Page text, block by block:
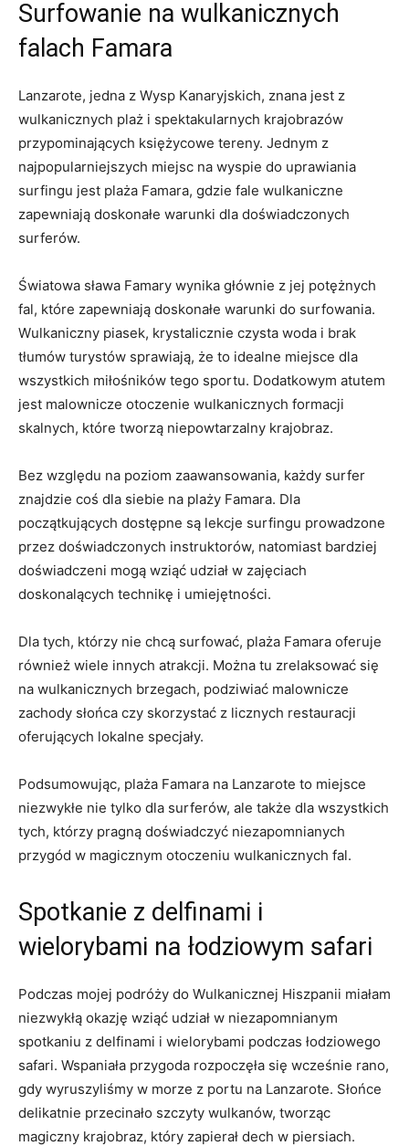
Surfowanie na wulkanicznych
falach Famara
Lanzarote, jedna z Wysp Kanaryjskich, znana jest z
wulkanicznych plaż i spektakularnych krajobrazów
przypominających księżycowe tereny. Jednym z
najpopularniejszych miejsc na wyspie do uprawiania
surfingu jest plaża Famara, gdzie fale wulkaniczne
zapewniają doskonałe warunki dla doświadczonych
surferów.
Światowa sława Famary wynika głównie z jej potężnych
fal, które zapewniają doskonałe warunki do surfowania.
Wulkaniczny piasek, krystalicznie czysta woda i brak
tłumów turystów sprawiają, że to idealne miejsce dla
wszystkich miłośników tego sportu. Dodatkowym atutem
jest malownicze otoczenie wulkanicznych formacji
skalnych, które tworzą niepowtarzalny krajobraz.
Bez względu na poziom zaawansowania, każdy surfer
znajdzie coś dla siebie na plaży Famara. Dla
początkujących dostępne są lekcje surfingu prowadzone
przez doświadczonych instruktorów, natomiast bardziej
doświadczeni mogą wziąć udział w zajęciach
doskonalących technikę i umiejętności.
Dla tych, którzy nie chcą surfować, plaża Famara oferuje
również wiele innych atrakcji. Można tu zrelaksować się
na wulkanicznych brzegach, podziwiać malownicze
zachody słońca czy skorzystać z licznych restauracji
oferujących lokalne specjały.
Podsumowując, plaża Famara na Lanzarote to miejsce
niezwykłe nie tylko dla surferów, ale także dla wszystkich
tych, którzy pragną doświadczyć niezapomnianych
przygód w magicznym otoczeniu wulkanicznych fal.
Spotkanie z delfinami i
wielorybami na łodziowym safari
Podczas mojej podróży do Wulkanicznej Hiszpanii miałam
niezwykłą okazję wziąć udział w niezapomnianym
spotkaniu z delfinami i wielorybami podczas łodziowego
safari. Wspaniała przygoda rozpoczęła się wcześnie rano,
gdy wyruszyliśmy w morze z portu na Lanzarote. Słońce
delikatnie przecinało szczyty wulkanów, tworząc
magiczny krajobraz, który zapierał dech w piersiach.